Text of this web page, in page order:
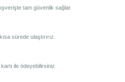
tam güvenlik sağlar.
sürede ulaştırırız.
ile ödeyebilirsiniz.